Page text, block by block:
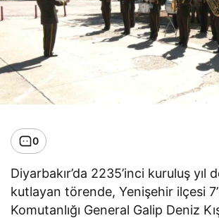
0
Diyarbakır’da 2235’inci kuruluş yıl
kutlayan törende, Yenişehir ilçesi
Komutanlığı General Galip Deniz